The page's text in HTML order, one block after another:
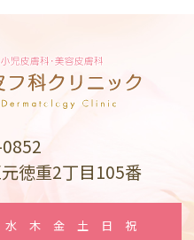
徳重2丁目105番
水 木 金 土 日 祝